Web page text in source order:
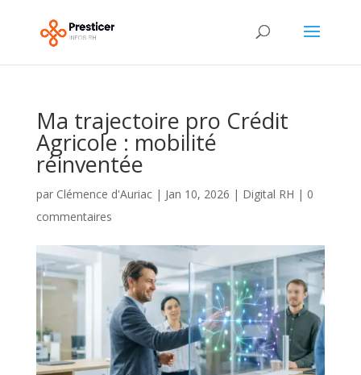
Ma trajectoire pro Crédit
Agricole : mobilité
réinventée
par Clémence d'Auriac| Jan 10, 2026 | Digital RH | 0
commentaires